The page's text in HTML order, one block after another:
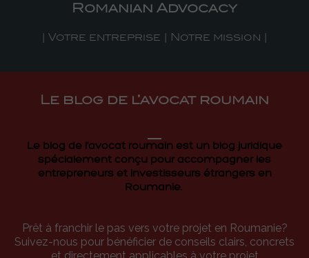
Le blog de l’avocat roumain
Le blog de l'avocat roumain est un blog juridique
spécialement conçu pour accompagner les
entrepreneurs et investisseurs étrangers en
Roumanie.
Prêt à franchir le pas vers votre projet en Roumanie?
Suivez-nous pour bénéficier de conseils clairs, concrets
Romanian Advocacy
| Votre entreprise | Notre mission |